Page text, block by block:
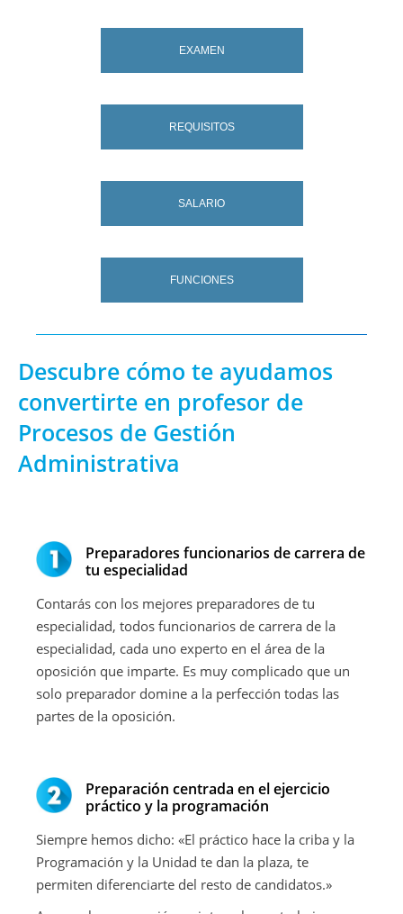
EXAMEN
REQUISITOS
SALARIO
FUNCIONES
Descubre cómo te ayudamos
convertirte en profesor de
Procesos de Gestión
Administrativa
Preparadores funcionarios de carrera de
tu especialidad
Contarás con los mejores preparadores de tu
especialidad, todos funcionarios de carrera de la
especialidad, cada uno experto en el área de la
oposición que imparte. Es muy complicado que un
solo preparador domine a la perfección todas las
partes de la oposición.
Preparación centrada en el ejercicio
práctico y la programación
Siempre hemos dicho: «El práctico hace la criba y la
Programación y la Unidad te dan la plaza, te
permiten diferenciarte del resto de candidatos.»